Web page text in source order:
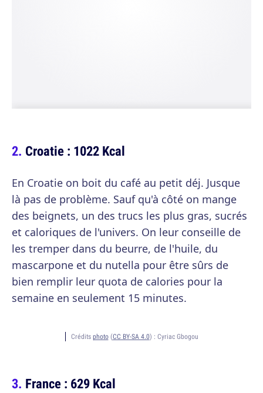
Croatie : 1022 Kcal
En Croatie on boit du café au petit déj. Jusque
là pas de problème. Sauf qu'à côté on mange
des beignets, un des trucs les plus gras, sucrés
et caloriques de l'univers. On leur conseille de
les tremper dans du beurre, de l'huile, du
mascarpone et du nutella pour être sûrs de
bien remplir leur quota de calories pour la
semaine en seulement 15 minutes.
Crédits photo(CC BY-SA 4.0) : Cyriac Gbogou
France : 629 Kcal